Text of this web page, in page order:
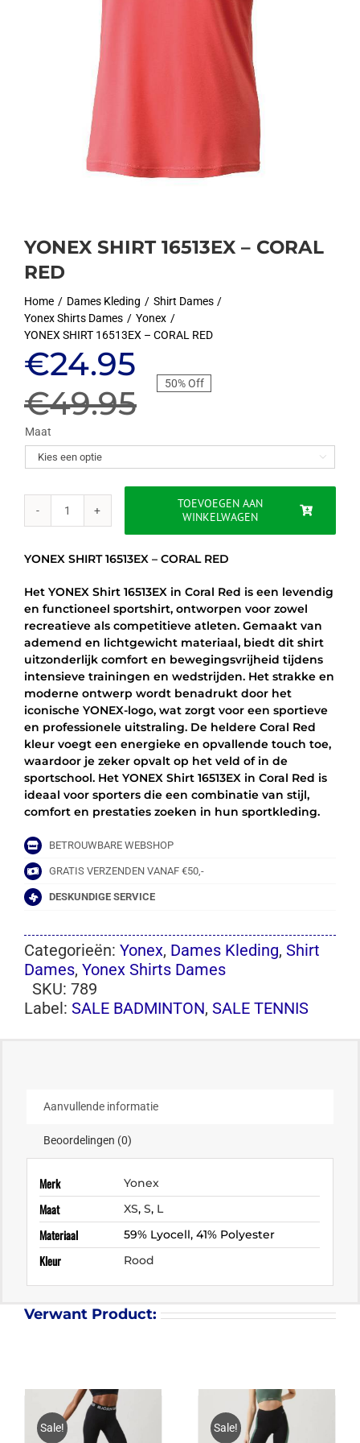
YONEX SHIRT 16513EX – CORAL
RED
Home Dames Kleding
Shirt Dames
Yonex Shirts Dames
Yonex
YONEX SHIRT 16513EX – CORAL RED
€49.95
Oorspronkelijke
prijs
was:
€49.95.
€24.95
Huidige
prijs
is:
€24.95.
50% Off
Maat

YONEX
CORAL
RED
aantal
TOEVOEGEN AAN
WINKELWAGEN
YONEX SHIRT 16513EX – CORAL RED
Het YONEX Shirt 16513EX in Coral Red is een levendig
en functioneel sportshirt, ontworpen voor zowel
recreatieve als competitieve atleten. Gemaakt van
ademend en lichtgewicht materiaal, biedt dit shirt
uitzonderlijk comfort en bewegingsvrijheid tijdens
intensieve trainingen en wedstrijden. Het strakke en
moderne ontwerp wordt benadrukt door het
iconische YONEX-logo, wat zorgt voor een sportieve
en professionele uitstraling. De heldere Coral Red
kleur voegt een energieke en opvallende touch toe,
waardoor je zeker opvalt op het veld of in de
sportschool. Het YONEX Shirt 16513EX in Coral Red is
ideaal voor sporters die een combinatie van stijl,
comfort en prestaties zoeken in hun sportkleding.
BETROUWBARE WEBSHOP
GRATIS VERZENDEN VANAF €50,-
DESKUNDIGE SERVICE
Categorieën: Yonex, Dames Kleding, Shirt
Dames, Yonex Shirts Dames
SKU: 789
Label: SALE BADMINTON, SALE TENNIS
Aanvullende informatie
Beoordelingen (0)
Merk Yonex
Maat XS,S, L
Materiaal 59% Lyocell, 41% Polyester
Kleur Rood
Verwant Product:
Sale! Sale!